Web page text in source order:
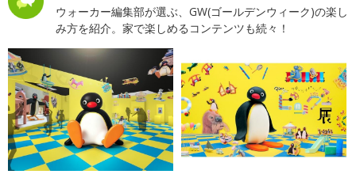
ウォーカー編集部が選ぶ、GW(ゴールデンウィーク)の楽し
み方を紹介。家で楽しめるコンテンツも続々！